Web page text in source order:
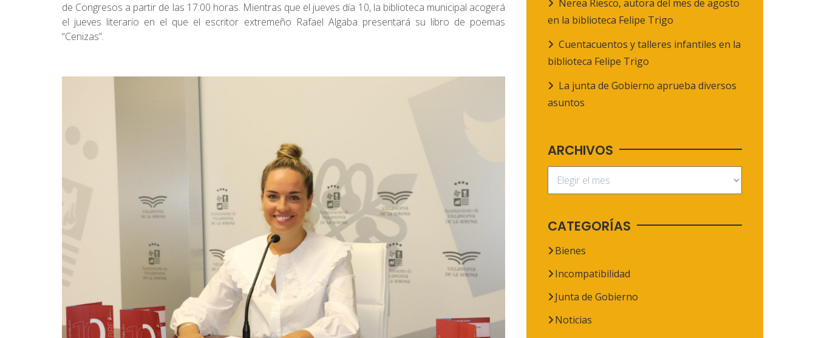
de Congresos a partir de las 17:00 horas. Mientras que el jueves día 10, la biblioteca municipal acogerá
el jueves literario en el que el escritor extremeño Rafael Algaba presentará su libro de poemas
“Cenizas”.
Nerea Riesco, autora del mes de agosto
en la biblioteca Felipe Trigo
Cuentacuentos y talleres infantiles en la
biblioteca Felipe Trigo
La junta de Gobierno aprueba diversos
asuntos
ARCHIVOS
CATEGORÍAS
Bienes
Incompatibilidad
Junta de Gobierno
Noticias